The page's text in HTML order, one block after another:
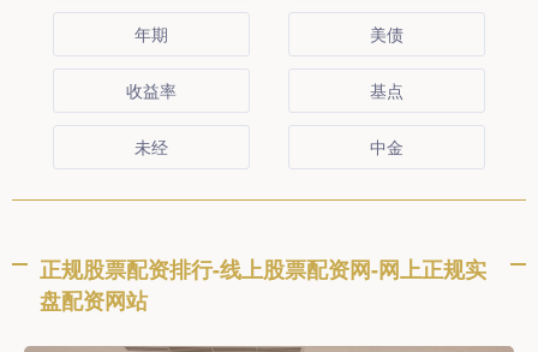
年期 美债
收益率 基点
未经 中金
正规股票配资排行-线上股票配资网-网上正规实
盘配资网站